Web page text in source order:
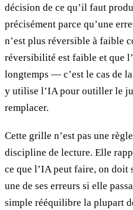
décision de ce qu’il faut
précisément parce qu’une
n’est plus réversible à faible
réversibilité est faible et que
longtemps — c’est le cas de
y utilise l’IA pour outiller le
remplacer.
Cette grille n’est pas une
discipline de lecture. Elle
ce que l’IA peut faire, on doit
une de ses erreurs si elle
simple rééquilibre la plupart